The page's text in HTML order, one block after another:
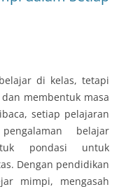
di kelas, tetapi
membentuk masa
setiap pelajaran
belajar
pondasi untuk
Dengan pendidikan
mimpi, mengasah